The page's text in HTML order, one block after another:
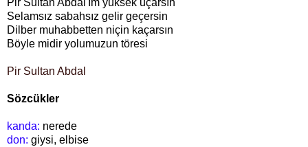
Pir Sultan Abdal'ım yüksek uçarsın
Selamsız sabahsız gelir geçersin
Dilber muhabbetten niçin kaçarsın
Böyle midir yolumuzun töresi
Pir Sultan Abdal
Sözcükler
kanda: nerede
don: giysi, elbise